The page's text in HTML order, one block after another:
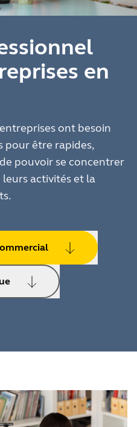
en
ont besoin
pour être rapides,
pouvoir se concentrer
activités et la